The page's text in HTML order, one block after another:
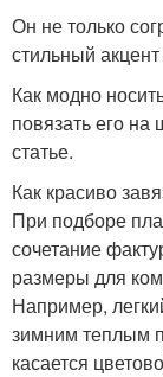
Он не только
стильный акцент
Как модно
повязать его
статье.
Как красиво
При подборе
сочетание
размеры для
Например,
зимним теплым
касается